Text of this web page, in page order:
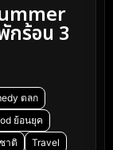
กร้อน 3
ตลก
ย้อนยุค
าติ
Travel